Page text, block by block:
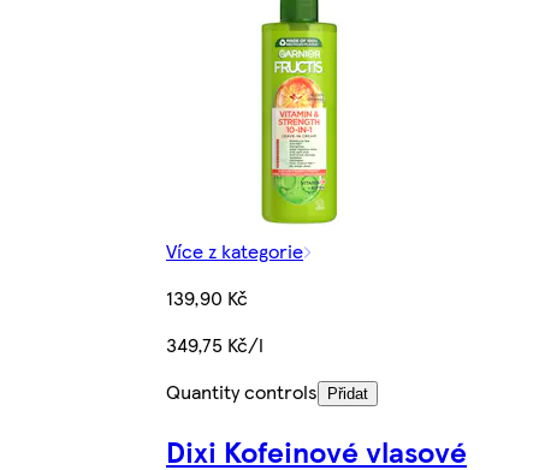
Více z kategorie
139,90 Kč
349,75 Kč/l
Quantity controls
Přidat
Dixi Kofeinové vlasové